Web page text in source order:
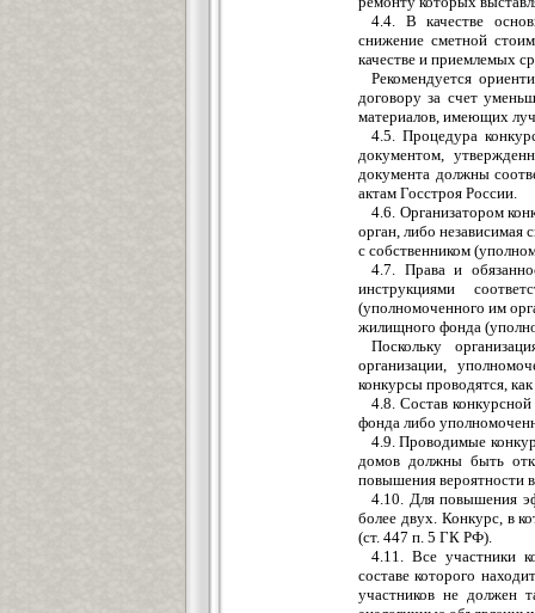
4.4. В качестве
снижение сметной
качестве и приемлемых
Рекомендуется
договору за счет
материалов, имеющих
4.5. Процедура
документом,
документа должны
актам Госстроя России.
4.6. Организатором
орган, либо независимая
с собственником
4.7. Права и
инструкциями
(уполномоченного им
жилищного фонда
Поскольку
организации,
конкурсы проводятся,
4.8. Состав
фонда либо
4.9. Проводимые
домов должны быть
повышения вероятности
4.10. Для повышения
более двух. Конкурс, в
(ст. 447 п. 5 ГК РФ).
4.11. Все участники
составе которого
участников не должен